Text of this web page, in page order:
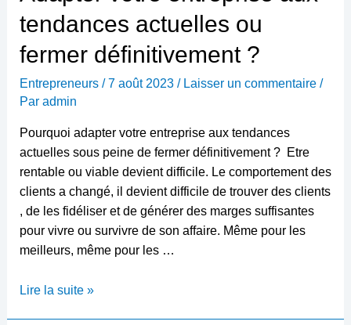
tendances actuelles ou
fermer définitivement ?
Entrepreneurs/7 août 2023 / Laisser un commentaire /
Par admin
Pourquoi adapter votre entreprise aux tendances
actuelles sous peine de fermer définitivement ? Etre
rentable ou viable devient difficile. Le comportement des
clients a changé, il devient difficile de trouver des clients
, de les fidéliser et de générer des marges suffisantes
pour vivre ou survivre de son affaire. Même pour les
meilleurs, même pour les …
Adapter
Lire la suite »